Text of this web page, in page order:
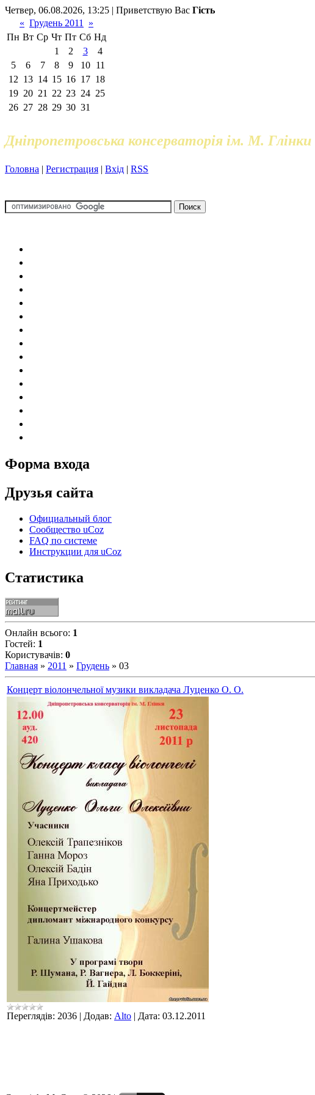
Четвер, 06.08.2026, 13:25 | Приветствую Вас Гість
« Грудень 2011
»
Пн Вт Ср Чт Пт Сб Нд
1
2 3
4
5
6 7 8 9 10
11
12 13 14 15 16 17 18
19 20 21 22 23 24 25
26 27 28 29 30 31
Дніпропетровська консерваторія ім. М. Глінки
Головна | Регистрация | Вхід | RSS
Форма входа
Друзья сайта
Официальный блог
Сообщество uCoz
FAQ по системе
Инструкции для uCoz
Статистика
Онлайн всього: 1
Гостей: 1
Користувачів: 0
Главная » 2011 » Грудень » 03
Концерт віолончельної музики викладача Луценко О. О.
Переглядів: 2036 | Додав: Alto | Дата: 03.12.2011